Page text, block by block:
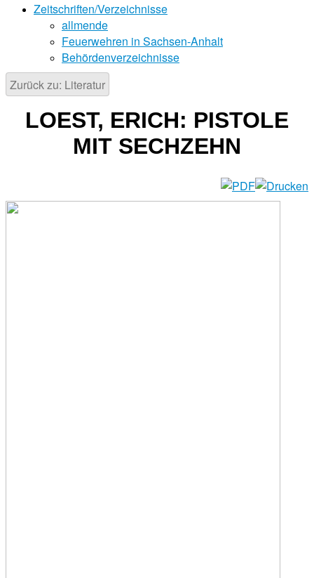
Zeitschriften/Verzeichnisse
allmende
Feuerwehren in Sachsen-Anhalt
Behördenverzeichnisse
Zurück zu: Literatur
LOEST, ERICH: PISTOLE
MIT SECHZEHN